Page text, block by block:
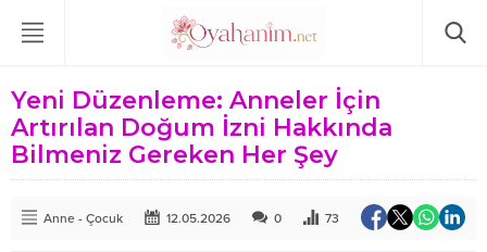
Yeni Düzenleme: Anneler İçin
Artırılan Doğum İzni Hakkında
Bilmeniz Gereken Her Şey
Anne - Çocuk 12.05.2026 0 73